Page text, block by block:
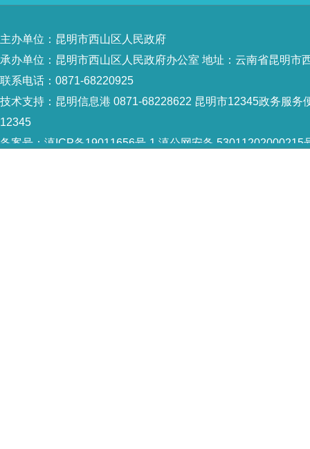
主办单位：昆明市西山区人民政府
承办单位：昆明市西山区人民政府办公室 地址：云南省昆明市
联系电话：0871-68220925
技术支持： 昆明信息港 0871-68228622 昆明市12345政务服务
12345
备案号： 滇ICP备19011656号-1 滇公网安备 53011202000215